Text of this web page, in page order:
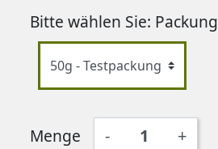
Bitte wählen Sie: Packung
Menge - +